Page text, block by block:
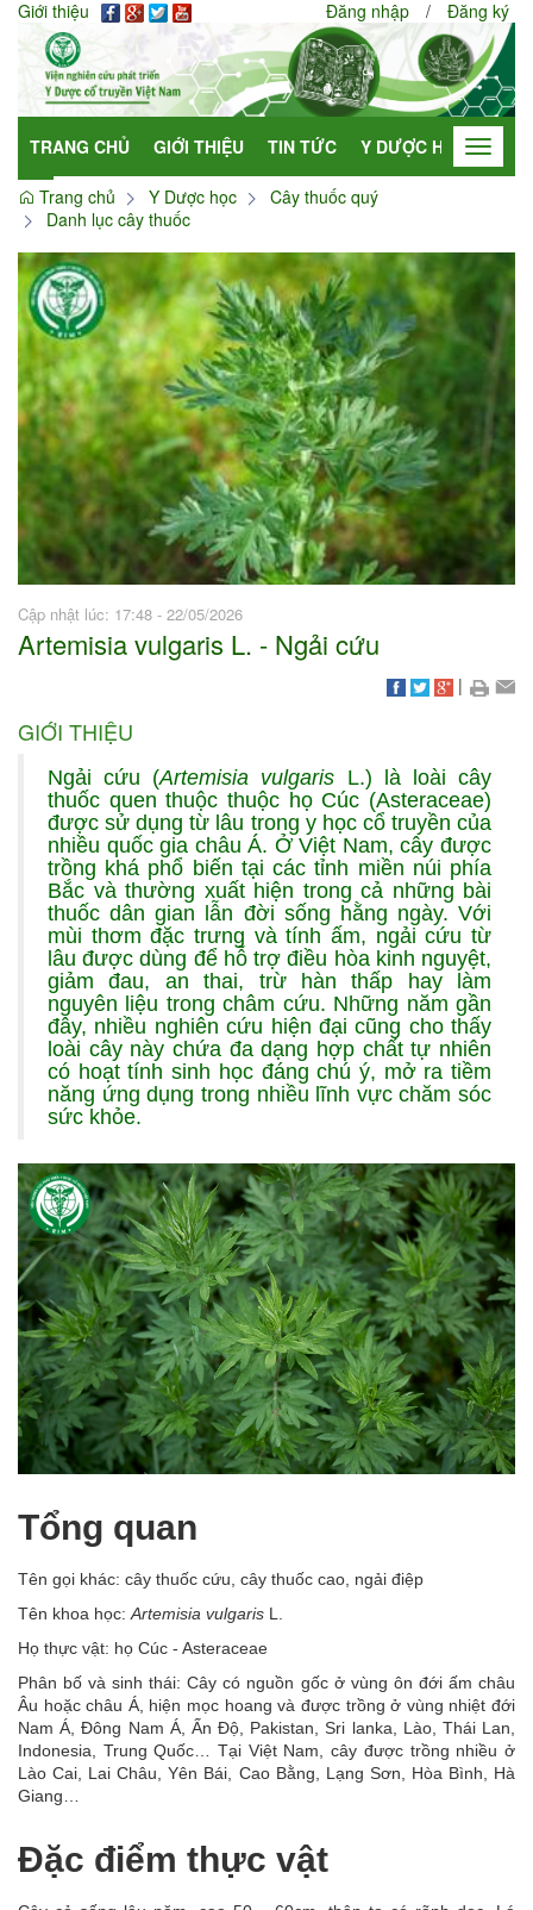
Giới thiệu Đăng nhập / Đăng ký
TRANG CHỦ GIỚI THIỆU TIN TỨC Y DƯỢC HỌC Toggle
Trang chủ
Y Dược học
Cây thuốc quý
Danh lục cây thuốc
Cập nhật lúc: 17:48 - 22/05/2026
Artemisia vulgaris L. - Ngải cứu
|
GIỚI THIỆU
Ngải cứu (Artemisia vulgaris L.) là loài cây
thuốc quen thuộc thuộc họ Cúc (Asteraceae)
được sử dụng từ lâu trong y học cổ truyền của
nhiều quốc gia châu Á. Ở Việt Nam, cây được
trồng khá phổ biến tại các tỉnh miền núi phía
Bắc và thường xuất hiện trong cả những bài
thuốc dân gian lẫn đời sống hằng ngày. Với
mùi thơm đặc trưng và tính ấm, ngải cứu từ
lâu được dùng để hỗ trợ điều hòa kinh nguyệt,
giảm đau, an thai, trừ hàn thấp hay làm
nguyên liệu trong châm cứu. Những năm gần
đây, nhiều nghiên cứu hiện đại cũng cho thấy
loài cây này chứa đa dạng hợp chất tự nhiên
có hoạt tính sinh học đáng chú ý, mở ra tiềm
năng ứng dụng trong nhiều lĩnh vực chăm sóc
sức khỏe.
Tổng quan
Tên gọi khác: cây thuốc cứu, cây thuốc cao, ngải điệp
Tên khoa học:Artemisia vulgaris L.
Họ thực vật: họ Cúc - Asteraceae
Phân bố và sinh thái: Cây có nguồn gốc ở vùng ôn đới ấm châu
Âu hoặc châu Á, hiện mọc hoang và được trồng ở vùng nhiệt đới
Nam Á, Đông Nam Á, Ấn Độ, Pakistan, Sri lanka, Lào, Thái Lan,
Indonesia, Trung Quốc… Tại Việt Nam, cây được trồng nhiều ở
Lào Cai, Lai Châu, Yên Bái, Cao Bằng, Lạng Sơn, Hòa Bình, Hà
Giang…
Đặc điểm thực vật